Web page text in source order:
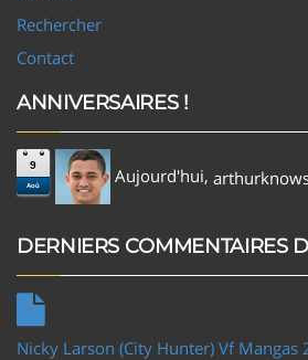
Rechercher
Contact
ANNIVERSAIRES !
9
Aoû Aujourd'hui,
DERNIERS COMMENTAIRES
Nicky Larson (City Hunter) Vf